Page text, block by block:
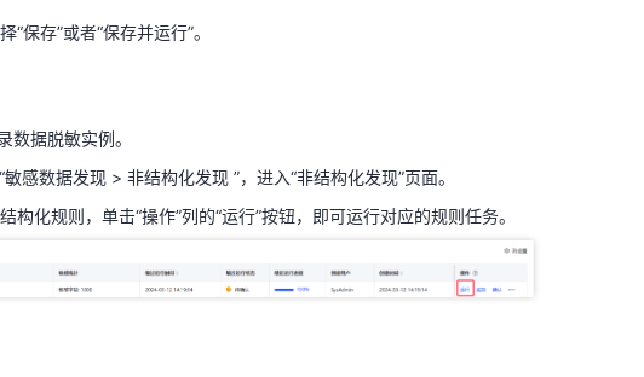
数据脱敏实例。
感数据发现 > 非结构化发现 ”，进入“非结构化发现”页面。
态的非结构化规则，单击“操作”列的“监控”按钮，即可查看对应的规则任务运行情况。
保存”或者“保存并运行”。
数据脱敏实例。
感数据发现 > 非结构化发现 ”，进入“非结构化发现”页面。
构化规则，单击“操作”列的“运行”按钮，即可运行对应的规则任务。